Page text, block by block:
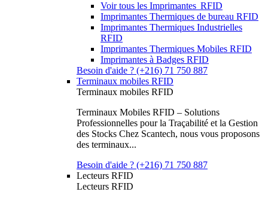
Voir tous les Imprimantes RFID
Imprimantes Thermiques de bureau RFID
Imprimantes Thermiques Industrielles
RFID
Imprimantes Thermiques Mobiles RFID
Imprimantes à Badges RFID
Besoin d'aide ? (+216) 71 750 887
Terminaux mobiles RFID
Terminaux mobiles RFID
Terminaux Mobiles RFID – Solutions
Professionnelles pour la Traçabilité et la Gestion
des Stocks Chez Scantech, nous vous proposons
des terminaux...
Besoin d'aide ? (+216) 71 750 887
Lecteurs RFID
Lecteurs RFID